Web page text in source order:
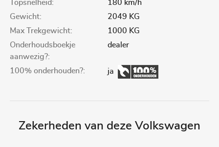
Topsnelheid:
180 km/h
Gewicht:
2049 KG
Max Trekgewicht:
1000 KG
Onderhoudsboekje
aanwezig?:
dealer
100% onderhouden?: ja
Zekerheden van deze Volkswagen